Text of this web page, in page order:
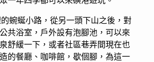
蜒小路，從另一頭下山之後，對
共浴室，戶外設有泡腳池，可以來
舒緩一下，或者社區巷弄間現在也
的餐廳、咖啡館，歇個腳，為這一